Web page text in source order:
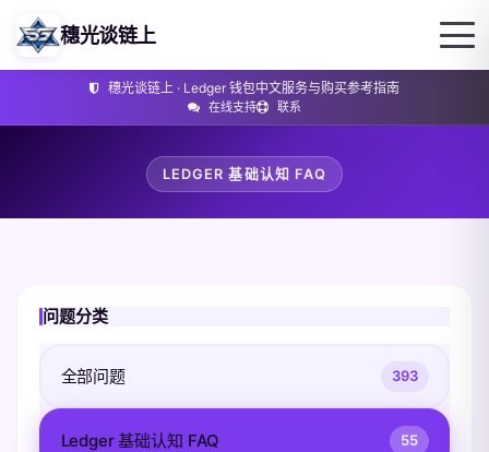
穗光谈链上 · Ledger 钱包中文服务与购买参考指南
在线支持 联系
穗光谈链上
LEDGER 基础认知 FAQ
问题分类
全部问题 393
Ledger 基础认知 FAQ 55